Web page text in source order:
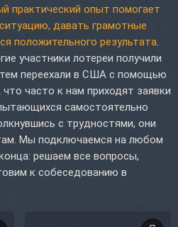
практический опыт помогает
давать грамотные
положительного результата
участники лотереи получили
переехали в США с помощью
часто к нам приходят заявки
самостоятельно
с трудностями, они
Мы подключаемся на любом
решаем все вопросы,
к собеседованию в